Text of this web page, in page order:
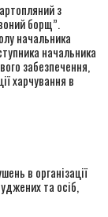
з
борщ”.
начальника
начальника
забезпечення,
харчування в
в організації
та осіб,